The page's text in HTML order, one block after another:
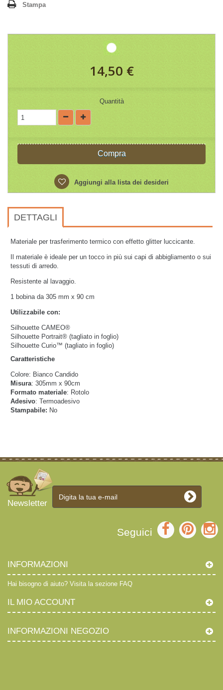
Stampa
14,50 €
Quantità
Compra
Aggiungi alla lista dei desideri
DETTAGLI
Materiale per trasferimento termico con effetto glitter luccicante.
Il materiale è ideale per un tocco in più sui capi di abbigliamento o sui
tessuti di arredo.
Resistente al lavaggio.
1 bobina da 305 mm x 90 cm
Utilizzabile con:
Silhouette CAMEO®
Silhouette Portrait® (tagliato in foglio)
Silhouette Curio™ (tagliato in foglio)
Caratteristiche
Colore: Bianco Candido
Misura: 305mm x 90cm
Formato materiale: Rotolo
Adesivo: Termoadesivo
Stampabile: No
Newsletter
Seguici
INFORMAZIONI
Hai bisogno di aiuto? Visita la sezione FAQ
IL MIO ACCOUNT
INFORMAZIONI NEGOZIO